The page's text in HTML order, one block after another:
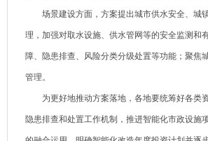
场景建设方面，方案提出城市供水安全、城镇
理，加强对取水设施、供水管网等的安全监测和
障、隐患排查、风险分类分级处置等功能；聚焦
管理。
为更好地推动方案落地，各地要统筹好各类资
隐患排查和处置工作机制，推进智能化市政设施